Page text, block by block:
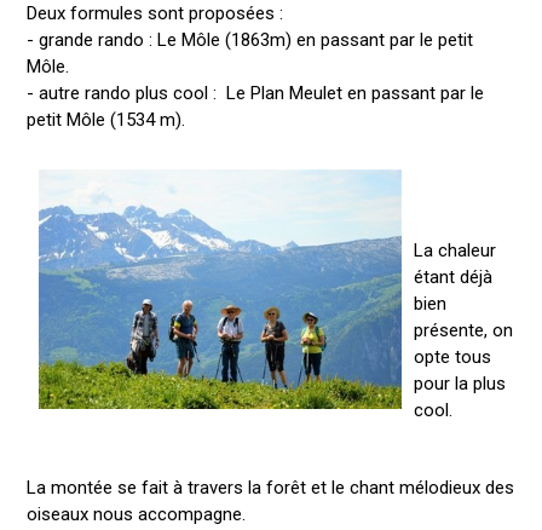
Deux formules sont proposées :
- grande rando : Le Môle (1863m) en passant par le petit
Môle.
- autre rando plus cool : Le Plan Meulet en passant par le
petit Môle (1534 m).
La chaleur
étant déjà
bien
présente, on
opte tous
pour la plus
cool.
La montée se fait à travers la forêt et le chant mélodieux des
oiseaux nous accompagne.